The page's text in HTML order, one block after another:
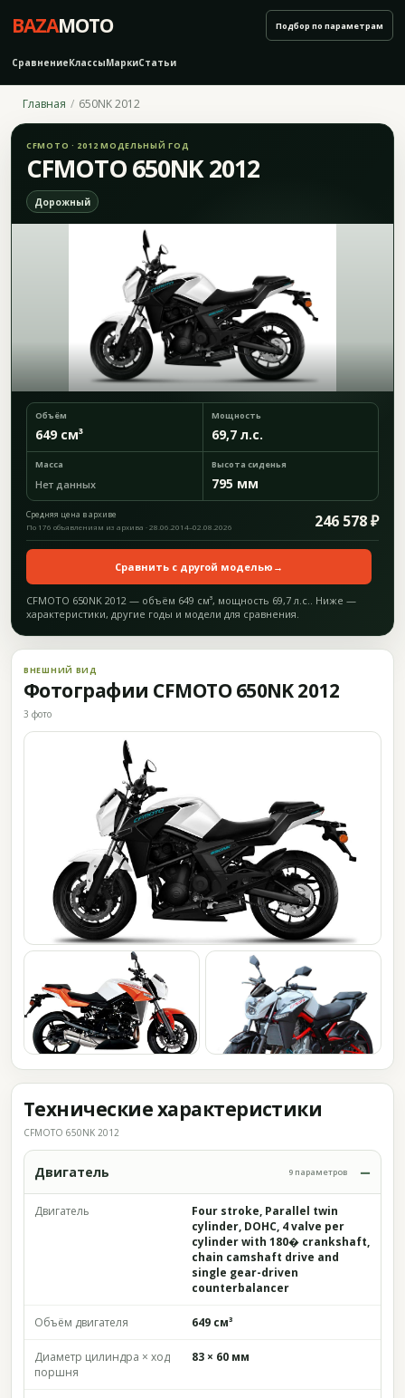
BAZAMOTO
СравнениеКлассыМаркиСтатьи
Подбор по параметрам
Главная 650NK 2012
CFMOTO · 2012 МОДЕЛЬНЫЙ ГОД
CFMOTO 650NK 2012
Дорожный
Объём
649 см³
Мощность
69,7 л.с.
Масса
Нет данных
Высота сиденья
795 мм
Средняя цена в архиве 246 578 ₽
По 176 объявлениям из архива · 28.06.2014–02.08.2026
Сравнить с другой моделью →
CFMOTO 650NK 2012 — объём 649 см³, мощность 69,7 л.с.. Ниже —
характеристики, другие годы и модели для сравнения.
ВНЕШНИЙ ВИД
Фотографии CFMOTO 650NK 2012
3 фото
Технические характеристики
CFMOTO 650NK 2012
Двигатель 9 параметров
Двигатель
Four stroke, Parallel twin
cylinder, DOHC, 4 valve per
cylinder with 180� crankshaft,
chain camshaft drive and
single gear-driven
counterbalancer
Объём двигателя 649 см³
Диаметр цилиндра × ход
поршня
83 × 60 мм